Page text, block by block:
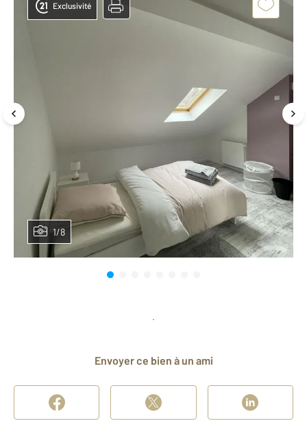
1/8
Exclusivité
Envoyer ce bien à un ami